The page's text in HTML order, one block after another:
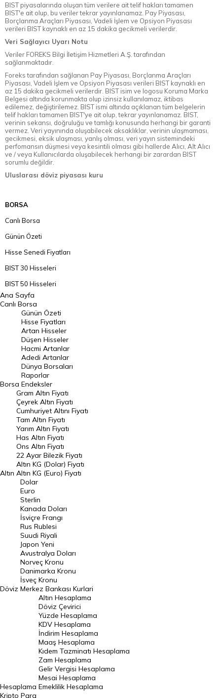
BIST piyasalarında oluşan tüm verilere ait telif hakları tamamen
BIST'e ait olup, bu veriler tekrar yayınlanamaz. Pay Piyasası,
Borçlanma Araçları Piyasası, Vadeli İşlem ve Opsiyon Piyasası
verileri BIST kaynaklı en az 15 dakika gecikmeli verilerdir.
Veri Sağlayıcı Uyarı Notu
Veriler FOREKS Bilgi İletişim Hizmetleri A.Ş. tarafından
sağlanmaktadır.
Foreks tarafından sağlanan Pay Piyasası, Borçlanma Araçları
Piyasası, Vadeli İşlem ve Opsiyon Piyasası verileri BIST kaynaklı en
az 15 dakika gecikmeli verilerdir. BIST isim ve logosu Koruma Marka
Belgesi altında korunmakta olup izinsiz kullanılamaz, iktibas
edilemez, değiştirilemez. BIST ismi altında açıklanan tüm belgelerin
telif hakları tamamen BIST'ye ait olup, tekrar yayınlanamaz. BIST,
verinin sekansı, doğruluğu ve tamlığı konusunda herhangi bir garanti
vermez. Veri yayınında oluşabilecek aksaklıklar, verinin ulaşmaması,
gecikmesi, eksik ulaşması, yanlış olması, veri yayın sistemindeki
perfomansın düşmesi veya kesintili olması gibi hallerde Alıcı, Alt Alıcı
ve / veya Kullanıcılarda oluşabilecek herhangi bir zarardan BIST
sorumlu değildir.
Uluslarası döviz piyasası kuru
BORSA
Canlı Borsa
Günün Özeti
Hisse Senedi Fiyatları
BIST 30 Hisseleri
BIST 50 Hisseleri
BIST 100 Hisseleri
En Çok Artan Hisseler
En Çok Düşen Hisseler
Hacmi Artanlar
Geçmiş Kapanışlar
Dünya Borsaları
Raporlar
Endeksler
DÖVİZ
Döviz Kuru
Dolar Kuru
Euro Kuru
Pound Kuru
Frank Kuru
Riyal Kuru
Avustralya Doları
Danimarka Kronu Kuru
Kanada Doları Kuru
Norveç Kronu Kuru
İsveç Kronu Kuru
Japon Yeni Kuru
Serbest Piyasa Döviz Kurları
Merkez Bankası Döviz Kurları
Altın Fiyatları
Ana Sayfa
Canlı Borsa
Borsa
Günün Özeti
Hisse Fiyatları
Artan Hisseler
Düşen Hisseler
Hacmi Artanlar
Adedi Artanlar
Dünya Borsaları
Raporlar
Endeksler
Altın
Gram Altın Fiyatı
Çeyrek Altın Fiyatı
Cumhuriyet Altını Fiyatı
Tam Altın Fiyatı
Yarım Altın Fiyatı
Has Altın Fiyatı
Ons Altın Fiyatı
22 Ayar Bilezik Fiyatı
Altın KG (Dolar) Fiyatı
Altın KG (Euro) Fiyatı
Döviz
Dolar
Euro
Sterlin
Kanada Doları
İsviçre Frangı
Rus Rublesi
Suudi Riyali
Japon Yeni
Avustralya Doları
Norveç Kronu
Danimarka Kronu
İsveç Kronu
Merkez Bankası Kurlari
Hesaplama
Altın Hesaplama
Döviz Çevirici
Yüzde Hesaplama
KDV Hesaplama
İndirim Hesaplama
Maaş Hesaplama
Kıdem Tazminatı Hesaplama
Zam Hesaplama
Gelir Vergisi Hesaplama
Mesai Hesaplama
Emeklilik Hesaplama
Kripto Para